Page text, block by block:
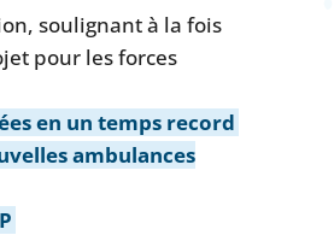
soulignant à la fois
pour les forces
en un temps record
ambulances